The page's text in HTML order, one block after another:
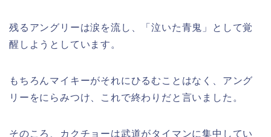
残るアングリーは涙を流し、「泣いた青鬼」として覚
醒しようとしています。
もちろんマイキーがそれにひるむことはなく、アング
リーをにらみつけ、これで終わりだと言いました。
そのころ、カクチョーは武道がタイマンに集中してい